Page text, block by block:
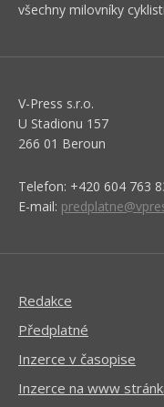
všechny milovníky
V-Press s.r.o.
U Stadionu 157
266 01 Beroun
Telefon: +420 604 763
E-mail:
Redakce
Předplatné
Inzerce v časopise
Inzerce na www